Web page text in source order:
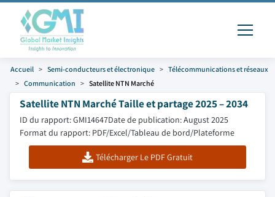
Accueil Semi-conducteurs et électronique
Télécommunications et réseaux
Communication
Satellite NTN Marché
Satellite NTN Marché Taille et partage 2025 – 2034
ID du rapport: GMI14647Date de publication: August 2025
Format du rapport: PDF/Excel/Tableau de bord/Plateforme
Télécharger Le PDF Gratuit